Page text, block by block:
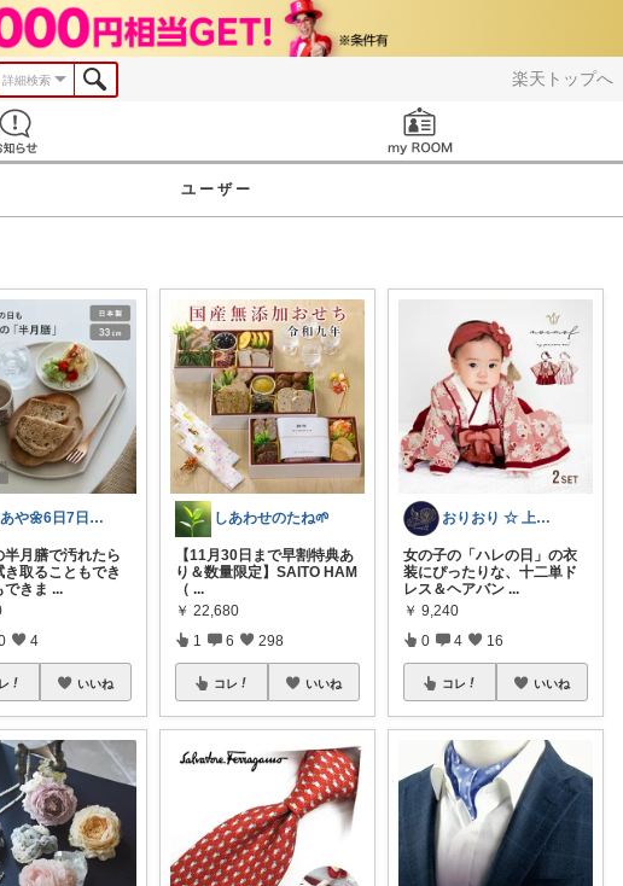
楽天トップへ
詳細検索
ユーザー
さあや🌼6日7日有難うございます
半月膳で汚れたら
き取ることもでき
できま ...
4
いいね
しあわせのたね🌱
【11月30日まで早割特典あ
り＆数量限定】SAITO HAM
（ ...
￥ 22,680
1 6 298
コレ いいね
おりおり ☆ 上限🙏
女の子の「ハレの日」の衣
装にぴったりな、十二単ド
レス＆ヘアバン ...
￥ 9,240
0 4 16
コレ いいね